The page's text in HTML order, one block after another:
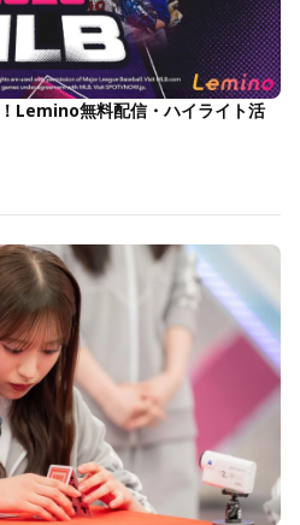
Lemino無料配信・ハイライト活